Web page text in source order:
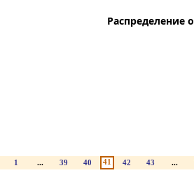
Распределение
1 ... 39 40 41 42 43 ...